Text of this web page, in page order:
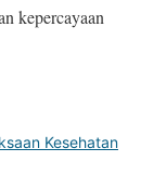
kepercayaan
Kesehatan